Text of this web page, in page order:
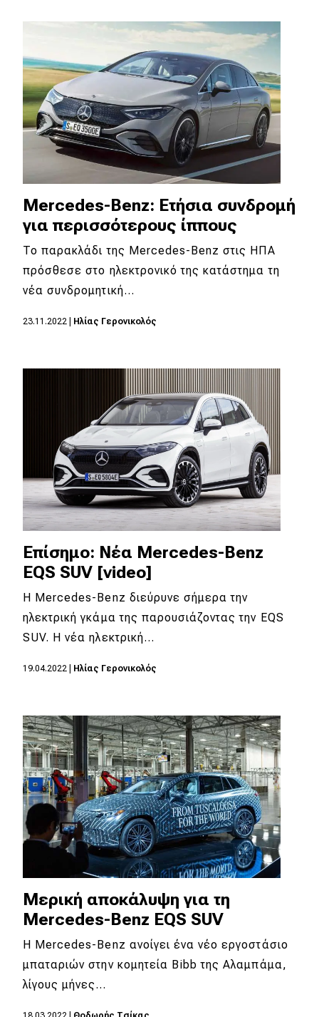
Αγορά
Απόψεις
Test Drive
Αποστολή
Συγκρίνουμε
Αγώνες
Τεχνολογία
Mobility
Σταθμοί φόρτισης
Classic
Νέα
Παρουσιάσεις
MOTO
Μεταχειρισμένο
Οδηγός αγοράς
Συμβουλές
Χρηστικά
Συμβουλές
ΚΤΕΟ
Οδική βοήθεια
Mercedes-Benz: Ετήσια συνδρομή
για περισσότερους ίππους
To παρακλάδι της Mercedes-Benz στις ΗΠΑ
πρόσθεσε στο ηλεκτρονικό της κατάστημα τη
νέα συνδρομητική…
23.11.2022 Ηλίας Γερονικολός
Επίσημο: Νέα Mercedes-Benz
EQS SUV [video]
Η Mercedes-Benz διεύρυνε σήμερα την
ηλεκτρική γκάμα της παρουσιάζοντας την EQS
SUV. H νέα ηλεκτρική…
19.04.2022 Ηλίας Γερονικολός
Μερική αποκάλυψη για τη
Mercedes-Benz EQS SUV
Η Mercedes-Benz ανοίγει ένα νέο εργοστάσιο
μπαταριών στην κομητεία Bibb της Αλαμπάμα,
λίγους μήνες…